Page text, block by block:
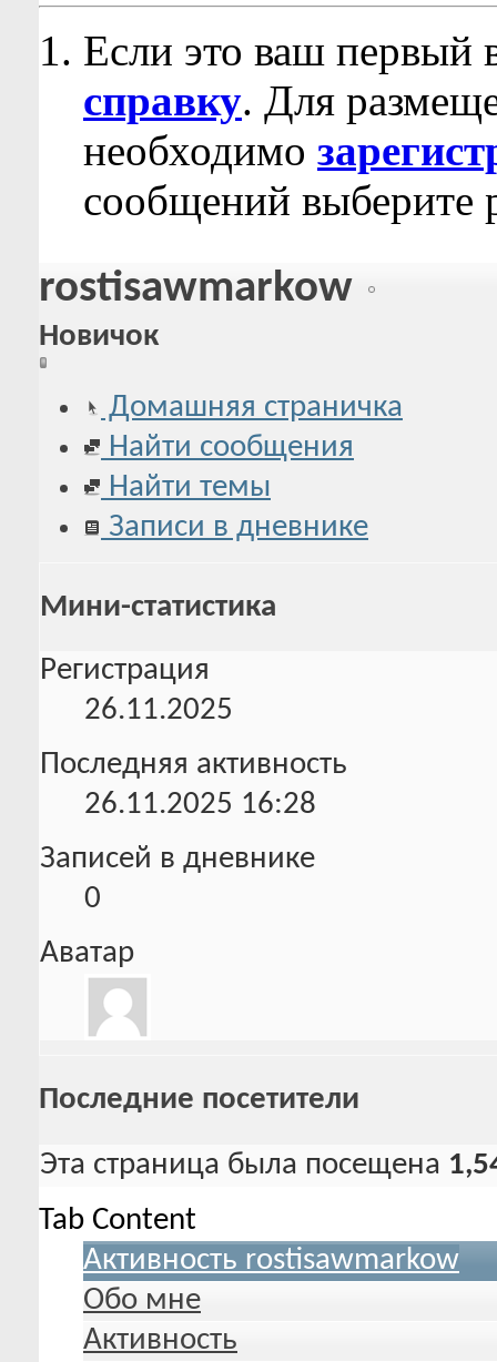
Если это ваш первый
справку. Для
необходимо
сообщений выберите
rostisawmarkow
Новичок
Домашняя страничка
Найти сообщения
Найти темы
Записи в дневнике
Мини-статистика
Регистрация
26.11.2025
Последняя активность
26.11.2025 16:28
Записей в дневнике
0
Аватар
Последние посетители
Эта страница была посещена
Tab Content
Активность rostisawmarkow
Обо мне
Активность